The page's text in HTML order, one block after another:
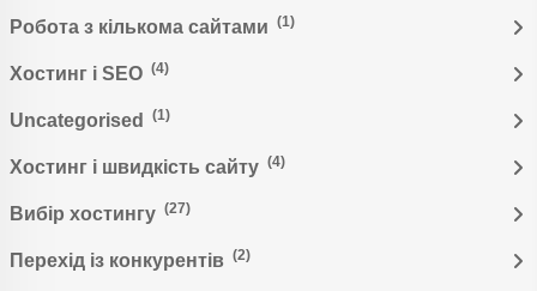
Робота з кількома сайтами (1)
Хостинг і SEO (4)
Uncategorised (1)
Хостинг і швидкість сайту (4)
Вибір хостингу (27)
Перехід із конкурентів (2)